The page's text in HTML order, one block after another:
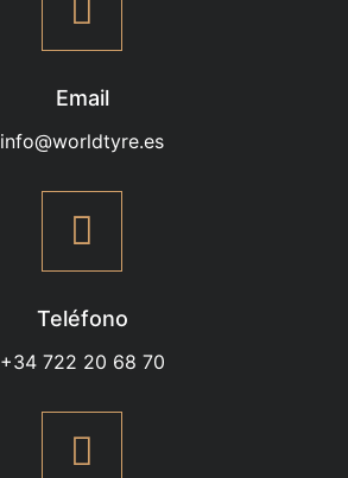
Email
info@worldtyre.es
Teléfono
+34 722 20 68 70